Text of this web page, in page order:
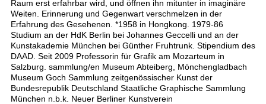
Raum erst erfahrbar wird, und öffnen ihn mitunter in imaginäre
Weiten. Erinnerung und Gegenwart verschmelzen in der
Erfahrung des Gesehenen. *1958 in Hongkong. 1979-86
Studium an der HdK Berlin bei Johannes Geccelli und an der
Kunstakademie München bei Günther Fruhtrunk. Stipendium des
DAAD. Seit 2009 Professorin für Grafik am Mozarteum in
Salzburg. sammlung/en Museum Abteiberg, Mönchengladbach
Museum Goch Sammlung zeitgenössischer Kunst der
Bundesrepublik Deutschland Staatliche Graphische Sammlung
München n.b.k. Neuer Berliner Kunstverein